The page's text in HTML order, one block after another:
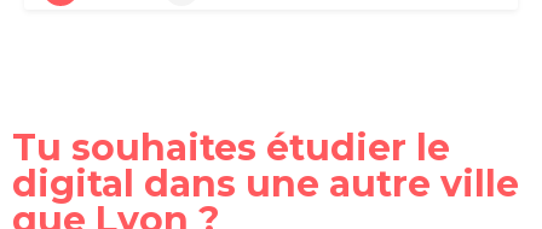
Tu souhaites étudier le
digital dans une autre ville
que Lyon ?